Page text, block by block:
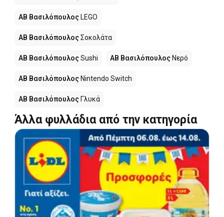
ΑΒ Βασιλόπουλος LEGO
ΑΒ ΒασιλόπουλοςΣοκολάτα
ΑΒ ΒασιλόπουλοςSushi ΑΒ Βασιλόπουλος Νερό
ΑΒ Βασιλόπουλος Nintendo Switch
ΑΒ Βασιλόπουλος Γλυκά
Άλλα φυλλάδια από την κατηγορία